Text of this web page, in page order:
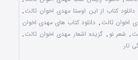
دانلود کتاب از این اوستا مهدی اخوان ثالث,
اخوان ثالث, دانلود کتاب های مهدی اخوان
, شعر نو , گزیده اشعار مهدی اخوان ثالث,
تار